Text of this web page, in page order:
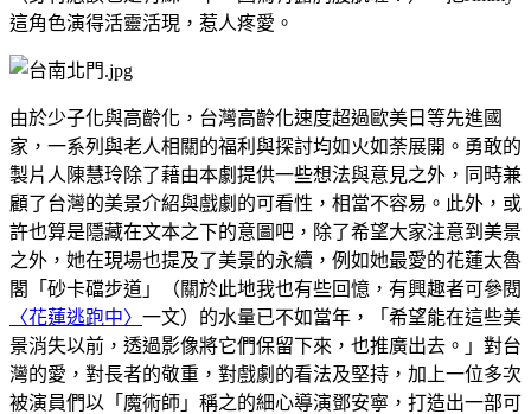
這角色演得活靈活現，惹人疼愛。
由於少子化與高齡化，台灣高齡化速度超過歐美日等先進國
家，一系列與老人相關的福利與探討均如火如荼展開。勇敢的
製片人陳慧玲除了藉由本劇提供一些想法與意見之外，同時兼
顧了台灣的美景介紹與戲劇的可看性，相當不容易。此外，或
許也算是隱藏在文本之下的意圖吧，除了希望大家注意到美景
之外，她在現場也提及了美景的永續，例如她最愛的花蓮太魯
閣「砂卡礑步道」（關於此地我也有些回憶，有興趣者可參閱
〈花蓮逃跑中〉 一文）的水量已不如當年，「希望能在這些美
景消失以前，透過影像將它們保留下來，也推廣出去。」對台
灣的愛，對長者的敬重，對戲劇的看法及堅持，加上一位多次
被演員們以「魔術師」稱之的細心導演鄧安寧，打造出一部可